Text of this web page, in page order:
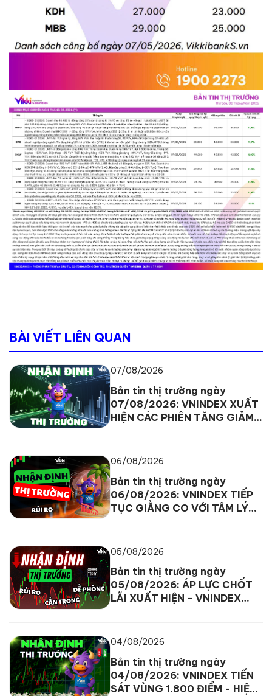
BÀI VIẾT LIÊN QUAN
07/08/2026
Bản tin thị trường ngày
07/08/2026: VNINDEX XUẤT
HIỆN CÁC PHIÊN TĂNG GIẢM
06/08/2026
Bản tin thị trường ngày
06/08/2026: VNINDEX TIẾP
TỤC GIẰNG CO VỚI TÂM LÝ
05/08/2026
Bản tin thị trường ngày
05/08/2026: ÁP LỰC CHỐT
LÃI XUẤT HIỆN - VNINDEX
04/08/2026
Bản tin thị trường ngày
04/08/2026: VNINDEX TIẾN
SÁT VÙNG 1.800 ĐIỂM - HIỆN